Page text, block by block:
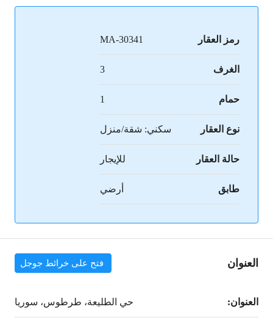
رمز العقار MA-30341
الغرف 3
حمام 1
نوع العقار سكني: شقة/منزل
حالة العقار للإيجار
طابق أرضي
العنوان فتح على خرائط جوجل
العنوان: حي الطليعة، طرطوس، سوريا